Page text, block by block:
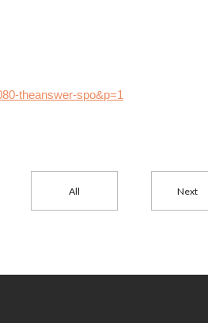
theanswer-spo&p=1
All Next